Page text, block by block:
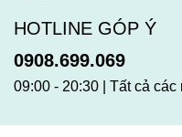
HOTLINE GÓP Ý
0908.699.069
09:00 - 20:30 | Tất cả các